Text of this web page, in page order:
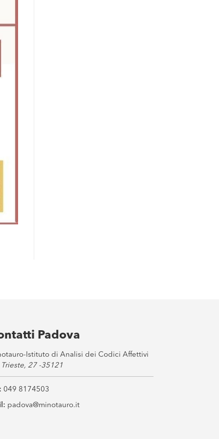
Padova
Istituto di Analisi dei Codici Affettivi
Trieste, 27 -35121
049 8174503
padova@minotauro.it